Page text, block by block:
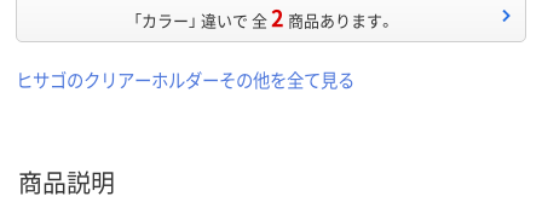
「カラー」 違いで 全2 商品あります。
ヒサゴのクリアーホルダーその他を全て見る
商品説明